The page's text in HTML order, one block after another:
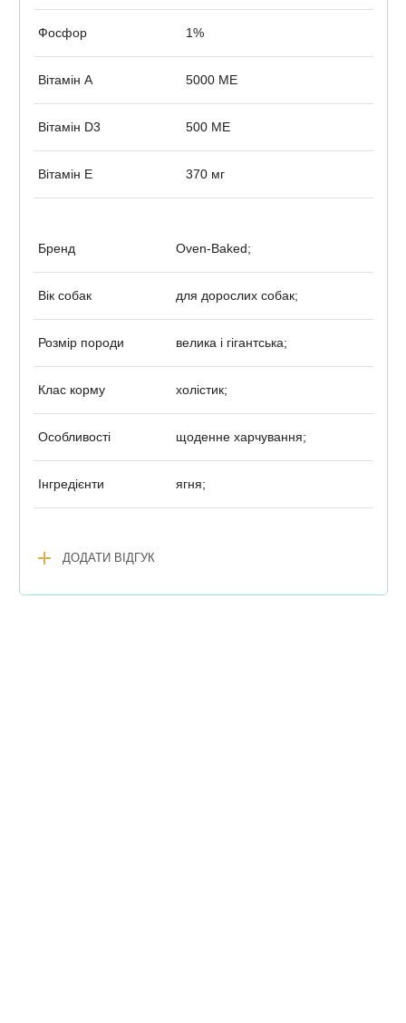
Фосфор 1%
Вітамін А 5000 МЕ
Вітамін D3 500 МЕ
Вітамін Е 370 мг
Бренд Oven-Baked;
Вік собак для дорослих собак;
Розмір породи велика і гігантська;
Клас корму холістик;
Особливості щоденне харчування;
Інгредієнти ягня;
add ДОДАТИ ВІДГУК